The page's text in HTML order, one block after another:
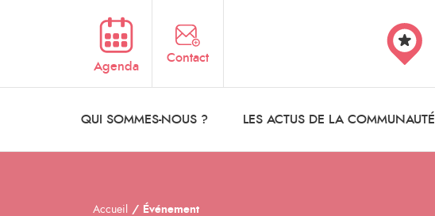
Agenda
Contact
QUI SOMMES-NOUS ? LES ACTUS DE LA COMMUNAUTÉ
Accueil Événement